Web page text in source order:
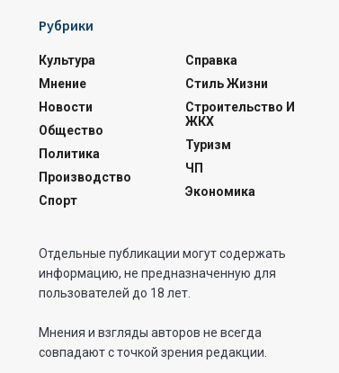
Рубрики
Культура
Мнение
Новости
Общество
Политика
Производство
Спорт
Справка
Стиль Жизни
Строительство И
ЖКХ
Туризм
ЧП
Экономика
Отдельные публикации могут содержать
информацию, не предназначенную для
пользователей до 18 лет.
Мнения и взгляды авторов не всегда
совпадают с точкой зрения редакции.